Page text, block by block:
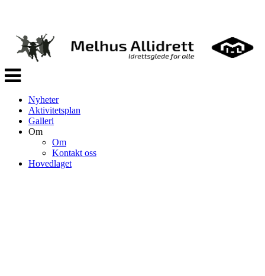
Veksle
navigasjon
Nyheter
Aktivitetsplan
Galleri
Om
Om
Kontakt oss
Hovedlaget